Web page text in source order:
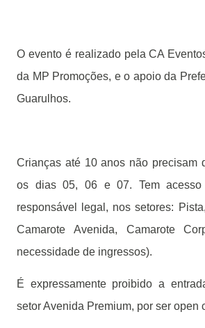
O evento é realizado pela CA
da MP Promoções, e o apoio da
Guarulhos.
Crianças até 10 anos não precisam
os dias 05, 06 e 07. Tem
responsável legal, nos setores:
Camarote Avenida, Camarote
necessidade de ingressos).
É expressamente proibido a
setor Avenida Premium, por ser open